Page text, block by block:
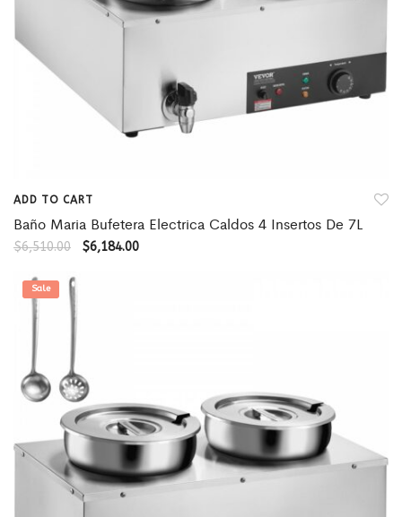
ADD TO CART
Baño Maria Bufetera Electrica Caldos 4 Insertos De 7L
$6,510.00 $6,184.00
Sale